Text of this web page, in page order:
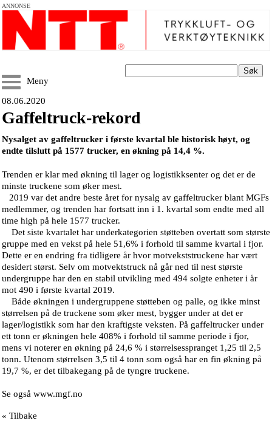
ANNONSE
Søk
Meny
08.06.2020
Gaffeltruck-rekord
Nysalget av gaffeltrucker i første kvartal ble historisk høyt, og
endte tilslutt på 1577 trucker, en økning på 14,4 %.
Trenden er klar med økning til lager og logistikksenter og det er de
minste truckene som øker mest.
2019 var det andre beste året for nysalg av gaffeltrucker blant MGFs
medlemmer, og trenden har fortsatt inn i 1. kvartal som endte med all
time high på hele 1577 trucker.
Det siste kvartalet har underkategorien støtteben overtatt som største
gruppe med en vekst på hele 51,6% i forhold til samme kvartal i fjor.
Dette er en endring fra tidligere år hvor motvekststruckene har vært
desidert størst. Selv om motvektstruck nå går ned til nest største
undergruppe har den en stabil utvikling med 494 solgte enheter i år
mot 490 i første kvartal 2019.
Både økningen i undergruppene støtteben og palle, og ikke minst
størrelsen på de truckene som øker mest, bygger under at det er
lager/logistikk som har den kraftigste veksten. På gaffeltrucker under
ett tonn er økningen hele 408% i forhold til samme periode i fjor,
mens vi noterer en økning på 24,6 % i størrelsesspranget 1,25 til 2,5
tonn. Utenom størrelsen 3,5 til 4 tonn som også har en fin økning på
19,7 %, er det tilbakegang på de tyngre truckene.
Se også www.mgf.no
« Tilbake